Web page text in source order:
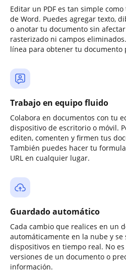
Editar un PDF es tan simple
de Word. Puedes agregar texto,
o anotar tu documento sin
rasterizado ni campos
línea para obtener tu documento
Trabajo en equipo fluido
Colabora en documentos con tu
dispositivo de escritorio o móvil.
editen, comenten y firmen tus
También puedes hacer tu
URL en cualquier lugar.
Guardado automático
Cada cambio que realices en un
automáticamente en la nube y se
dispositivos en tiempo real. No
versiones de un documento o
información.